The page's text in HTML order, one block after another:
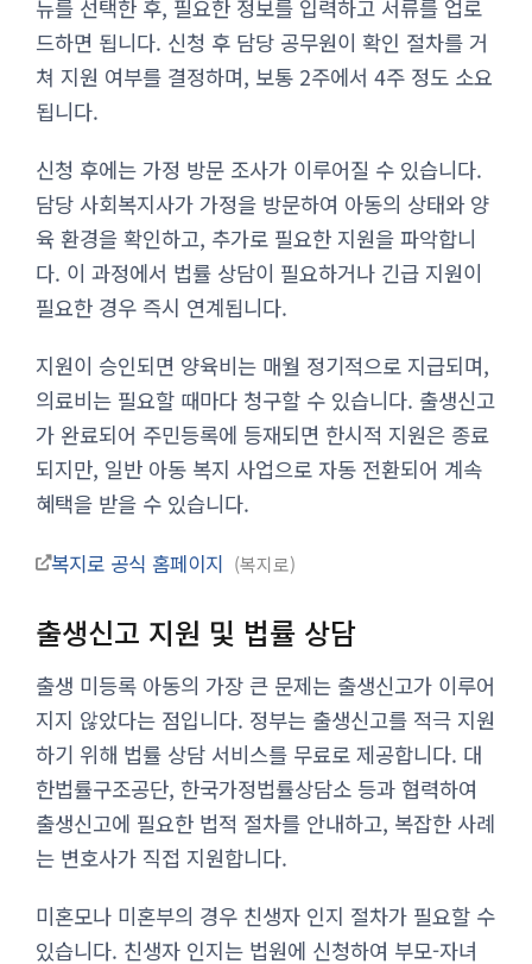
뉴를 선택한 후, 필요한 정보를 입력하고 서류를 업로
드하면 됩니다. 신청 후 담당 공무원이 확인 절차를 거
쳐 지원 여부를 결정하며, 보통 2주에서 4주 정도 소요
됩니다.
신청 후에는 가정 방문 조사가 이루어질 수 있습니다.
담당 사회복지사가 가정을 방문하여 아동의 상태와 양
육 환경을 확인하고, 추가로 필요한 지원을 파악합니
다. 이 과정에서 법률 상담이 필요하거나 긴급 지원이
필요한 경우 즉시 연계됩니다.
지원이 승인되면 양육비는 매월 정기적으로 지급되며,
의료비는 필요할 때마다 청구할 수 있습니다. 출생신고
가 완료되어 주민등록에 등재되면 한시적 지원은 종료
되지만, 일반 아동 복지 사업으로 자동 전환되어 계속
혜택을 받을 수 있습니다.
복지로 공식 홈페이지 복지로
출생신고 지원 및 법률 상담
출생 미등록 아동의 가장 큰 문제는 출생신고가 이루어
지지 않았다는 점입니다. 정부는 출생신고를 적극 지원
하기 위해 법률 상담 서비스를 무료로 제공합니다. 대
한법률구조공단, 한국가정법률상담소 등과 협력하여
출생신고에 필요한 법적 절차를 안내하고, 복잡한 사례
는 변호사가 직접 지원합니다.
미혼모나 미혼부의 경우 친생자 인지 절차가 필요할 수
있습니다. 친생자 인지는 법원에 신청하여 부모-자녀